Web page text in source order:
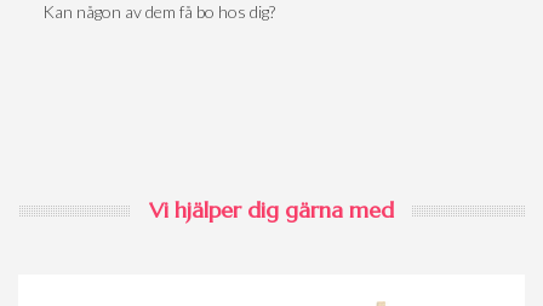
Kan någon av dem få bo hos dig?
Vi hjälper dig gärna med